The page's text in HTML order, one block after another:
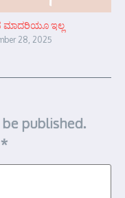
ಇಲ್ಲ
28, 2025
published.
*